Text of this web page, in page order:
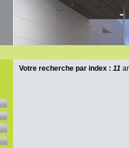
Votre recherche par index : 11